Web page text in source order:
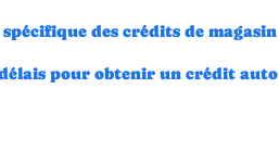
spécifique des crédits de magasin
pour obtenir un crédit auto